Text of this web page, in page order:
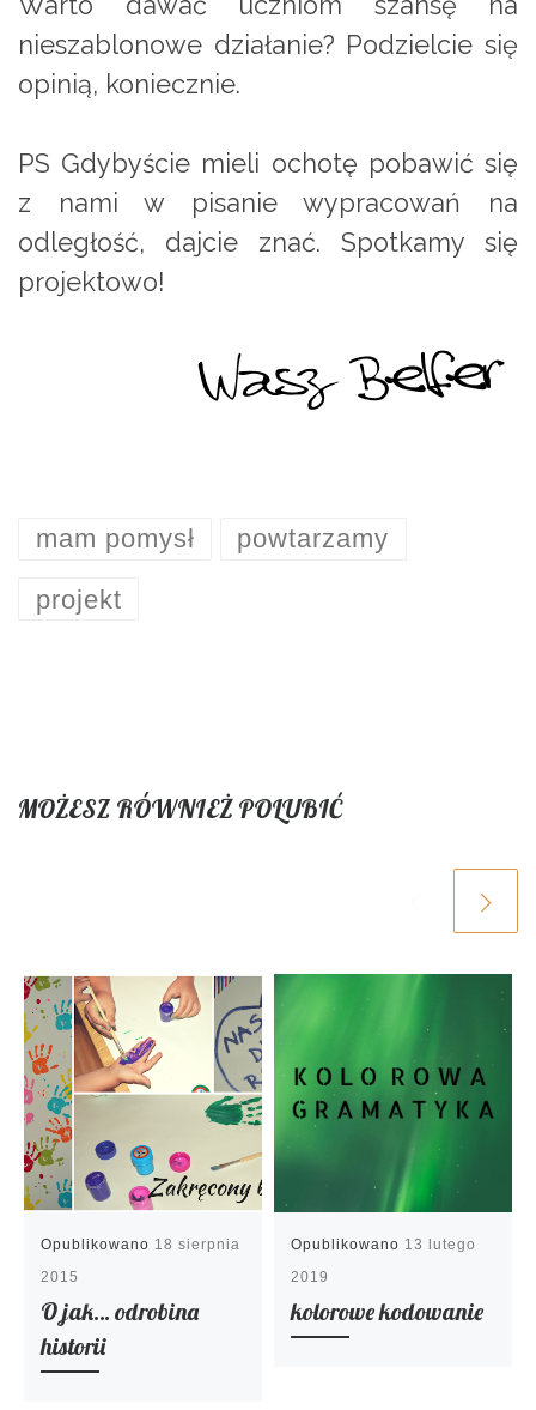
nieszablonowe działanie? Podzielcie się
opinią, koniecznie.
PS Gdybyście mieli ochotę pobawić się
z nami w pisanie wypracowań na
odległość, dajcie znać. Spotkamy się
projektowo!
mam pomysł powtarzamy
projekt
MOŻESZ RÓWNIEŻ POLUBIĆ
Opublikowano 18 sierpnia
2015
O jak… odrobina
historii
Opublikowano 13 lutego
2019
kolorowe kodowanie